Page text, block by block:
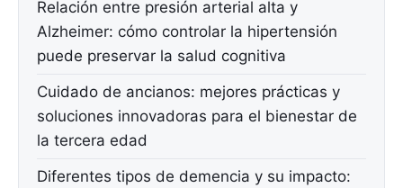
Relación entre presión arterial alta y
Alzheimer: cómo controlar la hipertensión
puede preservar la salud cognitiva
Cuidado de ancianos: mejores prácticas y
soluciones innovadoras para el bienestar de
la tercera edad
Diferentes tipos de demencia y su impacto: